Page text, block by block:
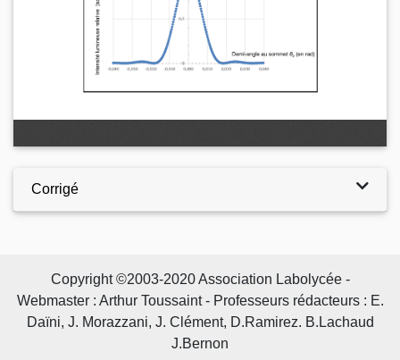
Corrigé
Copyright ©2003-2020 Association Labolycée -
Webmaster : Arthur Toussaint - Professeurs rédacteurs : E.
Daïni, J. Morazzani, J. Clément, D.Ramirez. B.Lachaud
J.Bernon